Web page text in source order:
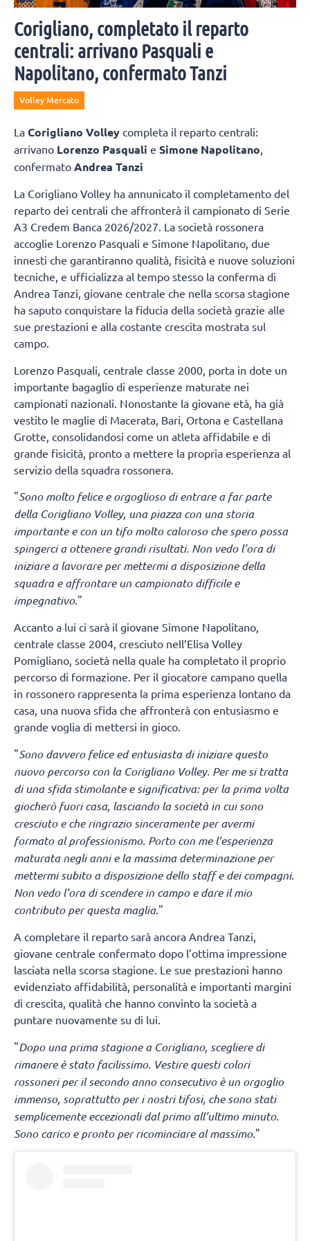
Corigliano, completato il reparto
centrali: arrivano Pasquali e
Napolitano, confermato Tanzi
Volley Mercato
La Corigliano Volley completa il reparto centrali:
arrivano Lorenzo Pasquali e Simone Napolitano
confermato Andrea Tanzi
La Corigliano Volley ha annunicato il completamento del
reparto dei centrali che affronterà il campionato di Serie
A3 Credem Banca 2026/2027. La società rossonera
accoglie Lorenzo Pasquali e Simone Napolitano, due
innesti che garantiranno qualità, fisicità e nuove soluzioni
tecniche, e ufficializza al tempo stesso la conferma di
Andrea Tanzi, giovane centrale che nella scorsa stagione
ha saputo conquistare la fiducia della società grazie alle
sue prestazioni e alla costante crescita mostrata sul
campo.
Lorenzo Pasquali, centrale classe 2000, porta in dote un
importante bagaglio di esperienze maturate nei
campionati nazionali. Nonostante la giovane età, ha già
vestito le maglie di Macerata, Bari, Ortona e Castellana
Grotte, consolidandosi come un atleta affidabile e di
grande fisicità, pronto a mettere la propria esperienza al
servizio della squadra rossonera.
"Sono molto felice e orgoglioso di entrare a far parte
della Corigliano Volley, una piazza con una storia
importante e con un tifo molto caloroso che spero possa
spingerci a ottenere grandi risultati. Non vedo l’ora di
iniziare a lavorare per mettermi a disposizione della
squadra e affrontare un campionato difficile e
impegnativo."
Accanto a lui ci sarà il giovane Simone Napolitano,
centrale classe 2004, cresciuto nell’Elisa Volley
Pomigliano, società nella quale ha completato il proprio
percorso di formazione. Per il giocatore campano quella
in rossonero rappresenta la prima esperienza lontano da
casa, una nuova sfida che affronterà con entusiasmo e
grande voglia di mettersi in gioco.
"Sono davvero felice ed entusiasta di iniziare questo
nuovo percorso con la Corigliano Volley. Per me si tratta
di una sfida stimolante e significativa: per la prima volta
giocherò fuori casa, lasciando la società in cui sono
cresciuto e che ringrazio sinceramente per avermi
formato al professionismo. Porto con me l’esperienza
maturata negli anni e la massima determinazione per
mettermi subito a disposizione dello staff e dei compagni.
Non vedo l’ora di scendere in campo e dare il mio
contributo per questa maglia."
A completare il reparto sarà ancora Andrea Tanzi,
giovane centrale confermato dopo l’ottima impressione
lasciata nella scorsa stagione. Le sue prestazioni hanno
evidenziato affidabilità, personalità e importanti margini
di crescita, qualità che hanno convinto la società a
puntare nuovamente su di lui.
"Dopo una prima stagione a Corigliano, scegliere di
rimanere è stato facilissimo. Vestire questi colori
rossoneri per il secondo anno consecutivo è un orgoglio
immenso, soprattutto per i nostri tifosi, che sono stati
semplicemente eccezionali dal primo all’ultimo minuto.
Sono carico e pronto per ricominciare al massimo."